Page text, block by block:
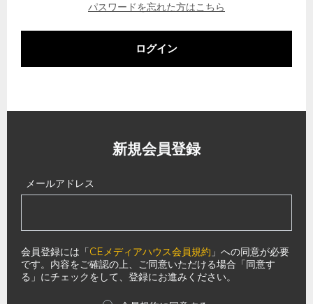
パスワードを忘れた方はこちら
ログイン
新規会員登録
メールアドレス
会員登録には「CEメディアハウス会員規約 」への同意が必要
です。内容をご確認の上、ご同意いただける場合「同意す
る」にチェックをして、登録にお進みください。